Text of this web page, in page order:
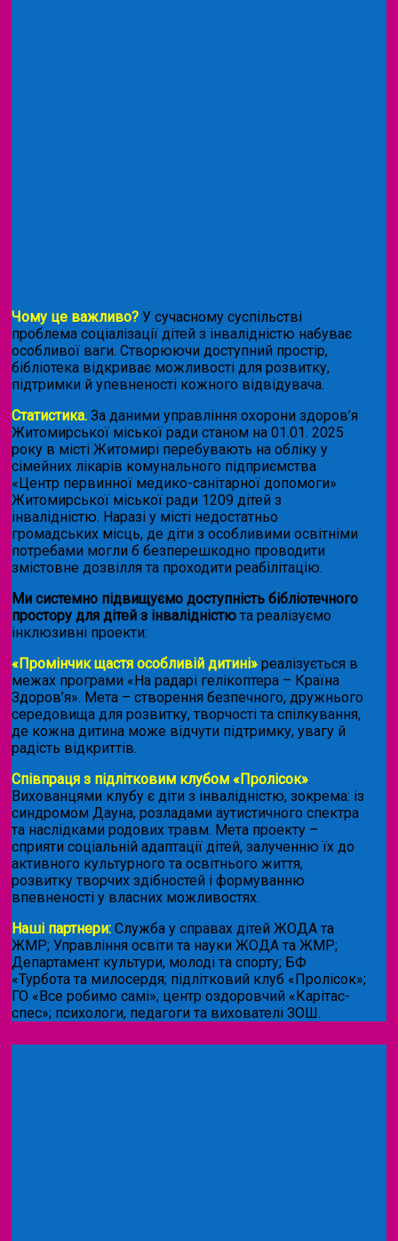
Чому це важливо? У сучасному суспільстві
проблема соціалізації дітей з інвалідністю набуває
особливої ваги. Створюючи доступний простір,
бібліотека відкриває можливості для розвитку,
підтримки й упевненості кожного відвідувача.
Статистика. За даними управління охорони здоров’я
Житомирської міської ради станом на 01.01. 2025
року в місті Житомирі перебувають на обліку у
сімейних лікарів комунального підприємства
«Центр первинної медико-санітарної допомоги»
Житомирської міської ради 1209 дітей з
інвалідністю. Наразі у місті недостатньо
громадських місць, де діти з особливими освітніми
потребами могли б безперешкодно проводити
змістовне дозвілля та проходити реабілітацію.
Ми системно підвищуємо доступність бібліотечного
простору для дітей з інвалідністю та реалізуємо
інклюзивні проекти:
«Промінчик щастя особливій дитині» реалізується в
межах програми «На радарі гелікоптера – Країна
Здоров’я». Мета – створення безпечного, дружнього
середовища для розвитку, творчості та спілкування,
де кожна дитина може відчути підтримку, увагу й
радість відкриттів.
Співпраця з підлітковим клубом «Пролісок».
Вихованцями клубу є діти з інвалідністю, зокрема: із
синдромом Дауна, розладами аутистичного спектра
та наслідками родових травм. Мета проекту –
сприяти соціальній адаптації дітей, залученню їх до
активного культурного та освітнього життя,
розвитку творчих здібностей і формуванню
впевненості у власних можливостях.
Наші партнери: Служба у справах дітей ЖОДА та
ЖМР; Управління освіти та науки ЖОДА та ЖМР;
Департамент культури, молоді та спорту; БФ
«Турбота та милосердя; підлітковий клуб «Пролісок»;
ГО «Все робимо самі»; центр оздоровчий «Карітас-
спес»; психологи, педагоги та вихователі ЗОШ.